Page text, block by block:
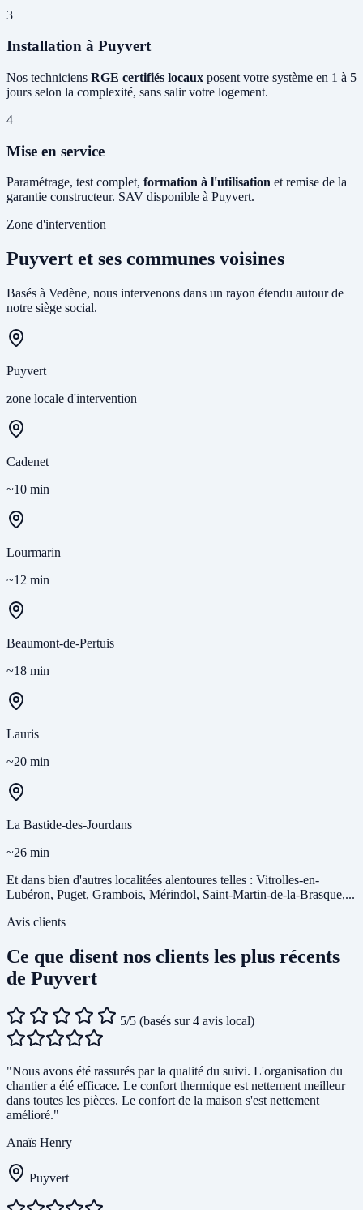
3
Installation à Puyvert
Nos techniciens RGE certifiés locaux posent votre système en 1 à 5
jours selon la complexité, sans salir votre logement.
4
Mise en service
Paramétrage, test complet, formation à l'utilisation et remise de la
garantie constructeur. SAV disponible à Puyvert.
Zone d'intervention
Puyvert et ses communes voisines
Basés à Vedène, nous intervenons dans un rayon étendu autour de
notre siège social.
Puyvert
zone locale d'intervention
Cadenet
~10 min
Lourmarin
~12 min
Beaumont-de-Pertuis
~18 min
Lauris
~20 min
La Bastide-des-Jourdans
~26 min
Et dans bien d'autres localitées alentoures telles : Vitrolles-en-
Lubéron, Puget, Grambois, Mérindol, Saint-Martin-de-la-Brasque,...
Avis clients
Ce que disent nos clients les plus récents
de Puyvert
5/5 (basés sur 4 avis local)
"Nous avons été rassurés par la qualité du suivi. L'organisation du
chantier a été efficace. Le confort thermique est nettement meilleur
dans toutes les pièces. Le confort de la maison s'est nettement
amélioré."
Anaïs Henry
Puyvert